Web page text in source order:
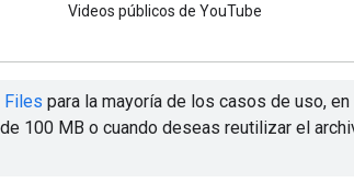
Videos públicos de YouTube
Files para la mayoría de los casos de uso, en
100 MB o cuando deseas reutilizar el